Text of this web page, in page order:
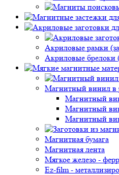
Акриловые рамки
Акриловые брелоки
Магнитный винил в
Магнитный
Магнитный
Магнитный
Магнитная бумага
Магнитная лента
Мягкое железо -
Ez-film -